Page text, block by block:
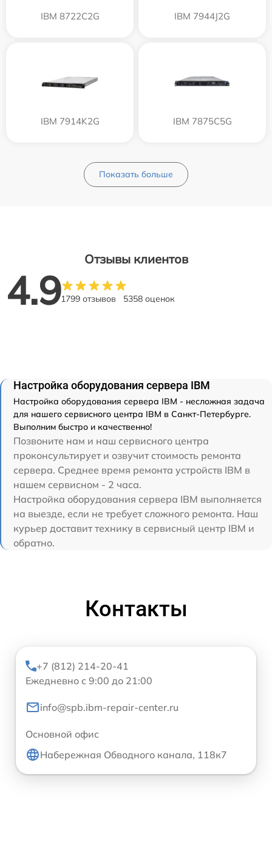
IBM 8722C2G IBM 7944J2G
IBM 7914K2G IBM 7875C5G
Показать больше
Отзывы клиентов
4.91799 отзывов 5358 оценок
Настройка оборудования сервера IBM
Настройка оборудования сервера IBM - несложная задача
для нашего сервисного центра IBM в Санкт-Петербурге.
Выполним быстро и качественно!
Позвоните нам и наш сервисного центра
проконсультирует и озвучит стоимость ремонта
сервера. Среднее время ремонта устройств IBM в
нашем сервисном - 2 часа.
Настройка оборудования сервера IBM выполняется
на выезде, если не требует сложного ремонта. Наш
курьер доставит технику в сервисный центр IBM и
обратно.
Контакты
+7 (812) 214-20-41
Ежедневно с 9:00 до 21:00
info@spb.ibm-repair-center.ru
Основной офис
Набережная Обводного канала, 118к7